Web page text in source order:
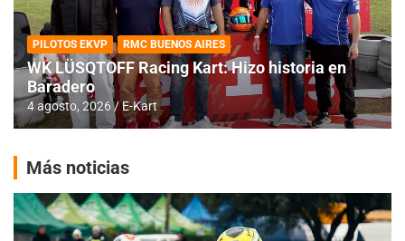
PILOTOS EKVP RMC BUENOS AIRES
WK LÜSQTOFF Racing Kart: Hizo historia en
Baradero
4 agosto, 2026 E-Kart
Más noticias